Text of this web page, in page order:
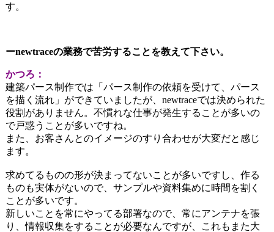
す。
ーnewtraceの業務で苦労することを教えて下さい。
かつろ：
建築パース制作では「パース制作の依頼を受けて、パース
を描く流れ」ができていましたが、newtraceでは決められた
役割がありません。不慣れな仕事が発生することが多いの
で戸惑うことが多いですね。
また、お客さんとのイメージのすり合わせが大変だと感じ
ます。
求めてるものの形が決まってないことが多いですし、作る
ものも実体がないので、サンプルや資料集めに時間を割く
ことが多いです。
新しいことを常にやってる部署なので、常にアンテナを張
り、情報収集をすることが必要なんですが、これもまた大